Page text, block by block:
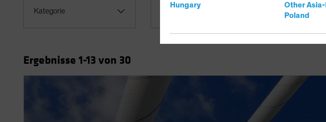
Hungary
Other
Poland
Kategorie
Thema
Ergebnisse 1-13 von 30